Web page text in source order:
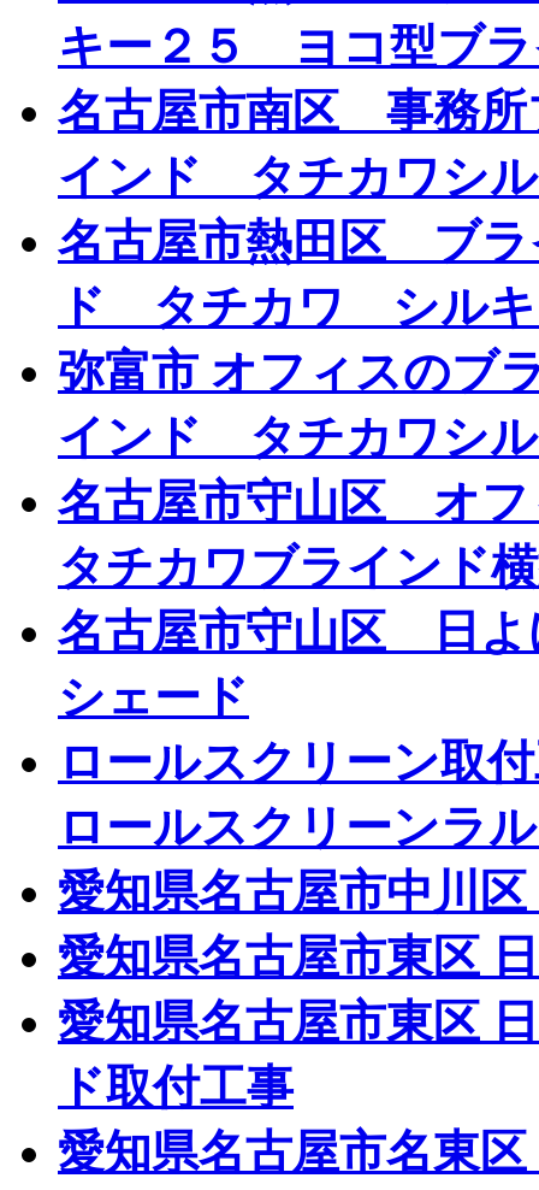
キー２５ ヨコ型ブ
名古屋市南区 事務
インド タチカワシ
名古屋市熱田区 ブ
ド タチカワ シルキ
弥富市 オフィスのブ
インド タチカワシ
名古屋市守山区 オ
タチカワブラインド
名古屋市守山区 日
シェード
ロールスクリーン
ロールスクリーンラ
愛知県名古屋市中川
愛知県名古屋市東区
愛知県名古屋市東区
ド取付工事
愛知県名古屋市名東